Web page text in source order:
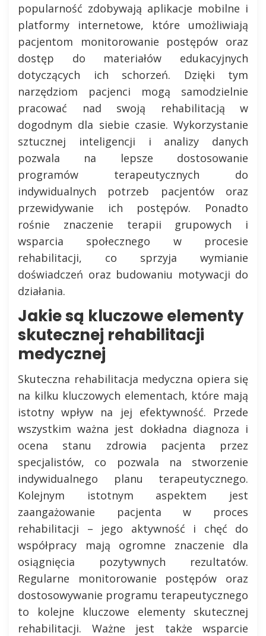
popularność zdobywają aplikacje mobilne i
platformy internetowe, które umożliwiają
pacjentom monitorowanie postępów oraz
dostęp do materiałów edukacyjnych
dotyczących ich schorzeń. Dzięki tym
narzędziom pacjenci mogą samodzielnie
pracować nad swoją rehabilitacją w
dogodnym dla siebie czasie. Wykorzystanie
sztucznej inteligencji i analizy danych
pozwala na lepsze dostosowanie
programów terapeutycznych do
indywidualnych potrzeb pacjentów oraz
przewidywanie ich postępów. Ponadto
rośnie znaczenie terapii grupowych i
wsparcia społecznego w procesie
rehabilitacji, co sprzyja wymianie
doświadczeń oraz budowaniu motywacji do
działania.
Jakie są kluczowe elementy
skutecznej rehabilitacji
medycznej
Skuteczna rehabilitacja medyczna opiera się
na kilku kluczowych elementach, które mają
istotny wpływ na jej efektywność. Przede
wszystkim ważna jest dokładna diagnoza i
ocena stanu zdrowia pacjenta przez
specjalistów, co pozwala na stworzenie
indywidualnego planu terapeutycznego.
Kolejnym istotnym aspektem jest
zaangażowanie pacjenta w proces
rehabilitacji – jego aktywność i chęć do
współpracy mają ogromne znaczenie dla
osiągnięcia pozytywnych rezultatów.
Regularne monitorowanie postępów oraz
dostosowywanie programu terapeutycznego
to kolejne kluczowe elementy skutecznej
rehabilitacji. Ważne jest także wsparcie